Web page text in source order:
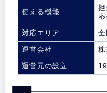
使える機能
対応エリア
全
運営会社
株
運営元の設立